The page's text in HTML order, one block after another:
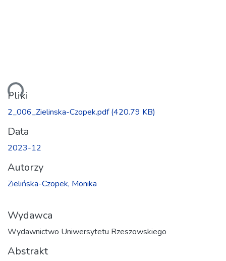
Pliki
2_006_Zielinska-Czopek.pdf(420.79 KB)
Data
2023-12
Autorzy
Zielińska-Czopek, Monika
Wydawca
Wydawnictwo Uniwersytetu Rzeszowskiego
Abstrakt